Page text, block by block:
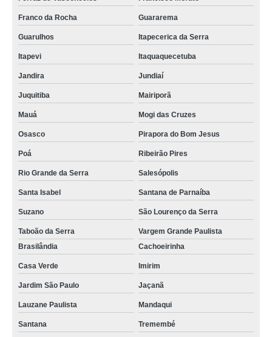
Franco da Rocha Guararema
Guarulhos Itapecerica da Serra
Itapevi Itaquaquecetuba
Jandira Jundiaí
Juquitiba Mairiporã
Mauá Mogi das Cruzes
Osasco Pirapora do Bom Jesus
Poá Ribeirão Pires
Rio Grande da Serra Salesópolis
Santa Isabel Santana de Parnaíba
Suzano São Lourenço da Serra
Taboão da Serra
Vargem Grande Paulista
Brasilândia
Cachoeirinha
Casa Verde Imirim
Jardim São Paulo Jaçanã
Lauzane Paulista Mandaqui
Santana Tremembé